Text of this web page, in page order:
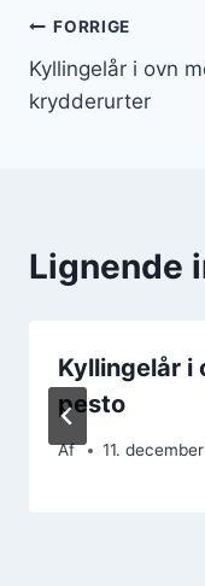
FORRIGE
Kyllingelår i ovn
krydderurter
Lignende
Kyllingelår i
pesto
Af 11.